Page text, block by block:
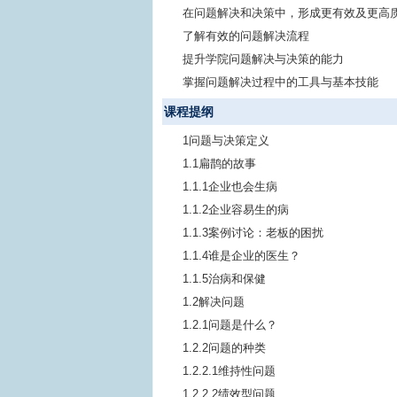
在问题解决和决策中，形成更有效及更高
了解有效的问题解决流程
提升学院问题解决与决策的能力
掌握问题解决过程中的工具与基本技能
课程提纲
1问题与决策定义
1.1扁鹊的故事
1.1.1企业也会生病
1.1.2企业容易生的病
1.1.3案例讨论：老板的困扰
1.1.4谁是企业的医生？
1.1.5治病和保健
1.2解决问题
1.2.1问题是什么？
1.2.2问题的种类
1.2.2.1维持性问题
1.2.2.2绩效型问题